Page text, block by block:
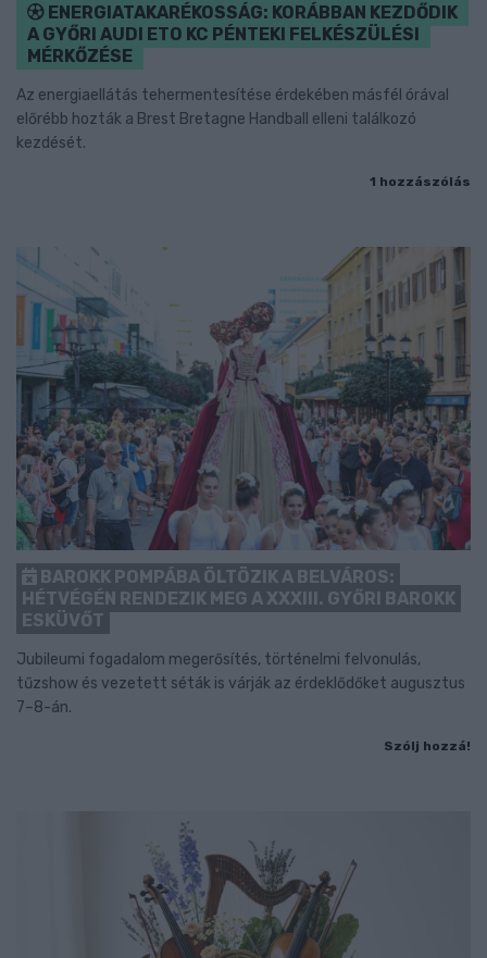
ENERGIATAKARÉKOSSÁG: KORÁBBAN KEZDŐDIK
A GYŐRI AUDI ETO KC PÉNTEKI FELKÉSZÜLÉSI
MÉRKŐZÉSE
Az energiaellátás tehermentesítése érdekében másfél órával
előrébb hozták a Brest Bretagne Handball elleni találkozó
kezdését.
1 hozzászólás
BAROKK POMPÁBA ÖLTÖZIK A BELVÁROS:
HÉTVÉGÉN RENDEZIK MEG A XXXIII. GYŐRI BAROKK
ESKÜVŐT
Jubileumi fogadalom megerősítés, történelmi felvonulás,
tűzshow és vezetett séták is várják az érdeklődőket augusztus
7–8-án.
Szólj hozzá!